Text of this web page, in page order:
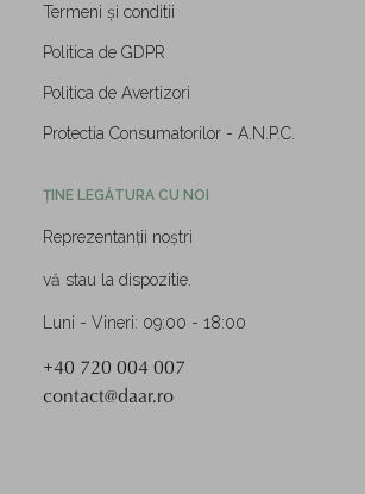
Termeni și conditii
Politica de GDPR
Politica de Avertizori
Protectia Consumatorilor - A.N.P.C.
ȚINE LEGĂTURA CU NOI
Reprezentanții noștri
vă stau la dispozitie.
Luni - Vineri: 09:00 - 18:00
+40 720 004 007
contact@daar.ro